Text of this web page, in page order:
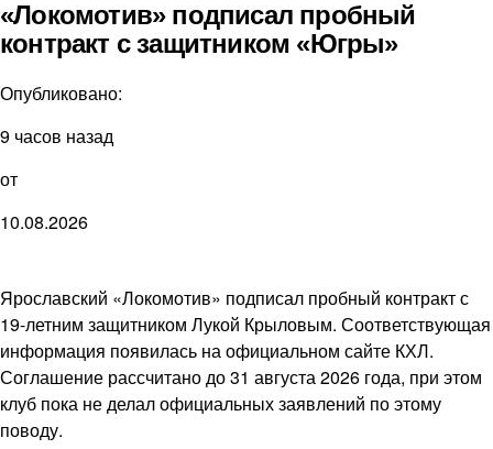
«Локомотив» подписал пробный
контракт с защитником «Югры»
Опубликовано:
9 часов назад
от
10.08.2026
Ярославский «Локомотив» подписал пробный контракт с
19-летним защитником Лукой Крыловым. Соответствующая
информация появилась на официальном сайте КХЛ.
Соглашение рассчитано до 31 августа 2026 года, при этом
клуб пока не делал официальных заявлений по этому
поводу.